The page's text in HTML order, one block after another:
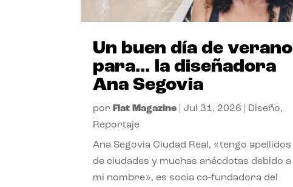
Un buen día de verano
para… la diseñadora
Ana Segovia
por Flat Magazine Jul 31, 2026 Diseño,
Reportaje
Ana Segovia Ciudad Real, «tengo apellidos
de ciudades y muchas anécdotas debido a
mi nombre», es socia co-fundadora del